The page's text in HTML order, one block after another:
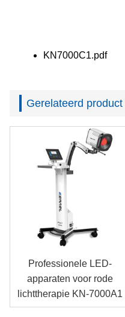
KN7000C1.pdf
Gerelateerd product
Professionele LED-
apparaten voor rode
lichttherapie KN-7000A1